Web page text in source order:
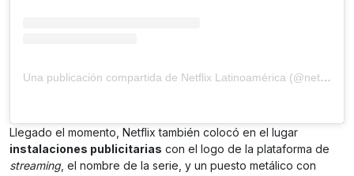
Una publicación compartida de Netflix Latinoamérica (@netflixlat)
Llegado el momento, Netflix también colocó en el lugar
instalaciones publicitarias con el logo de la plataforma de
streaming, el nombre de la serie, y un puesto metálico con